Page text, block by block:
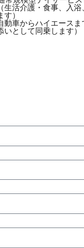
生活介護・食事、入
）
動車からハイエース
いとして同乗します）